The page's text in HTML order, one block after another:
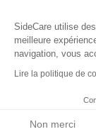
Trouvez la
SideCare utilise
meilleure
navigation, vous
Lire la politique de
Non merci